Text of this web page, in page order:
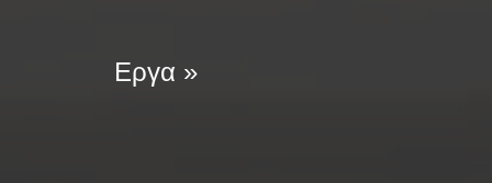
Εργα »